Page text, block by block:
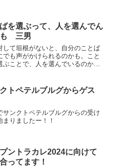
を選ぶって、人を選んでん
三男
して垣根がないと、自分のことば
でも声がかけられるのかも。こと
ぶことで、人を選んでいるのかも
トペテルブルグからゲス
サンクトペテルブルグからの受け
まりましたー！！
ントラカレ2024に向けて
ってます！